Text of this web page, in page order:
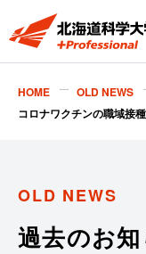
HOME OLD NEWS
コロナワクチンの職域接
OLD NEWS
過去のお